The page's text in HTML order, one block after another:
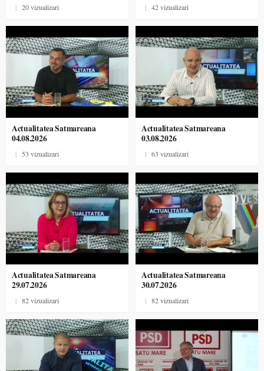
| 20 vizualizari | 42 vizualizari
Actualitatea Satmareana
04.08.2026
| 53 vizualizari
Actualitatea Satmareana
03.08.2026
| 63 vizualizari
Actualitatea Satmareana
29.07.2026
| 82 vizualizari
Actualitatea Satmareana
30.07.2026
| 82 vizualizari